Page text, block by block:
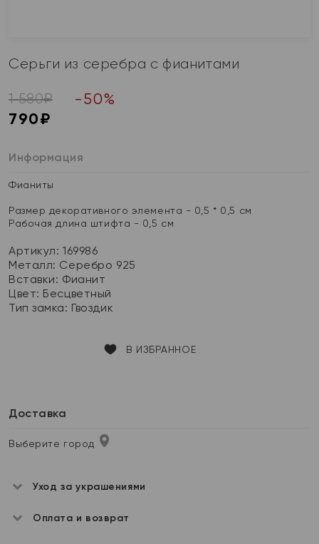
Серьги из серебра с фианитами
1 580₽ -50%
790₽
Информация
Фианиты
Размер декоративного элемента - 0,5 * 0,5 см
Рабочая длина штифта - 0,5 см
Артикул: 169986
Металл: Серебро 925
Вставки: Фианит
Цвет: Бесцветный
Тип замка: Гвоздик
В ИЗБРАННОЕ
Доставка
Выберите город
Уход за украшениями
Оплата и возврат